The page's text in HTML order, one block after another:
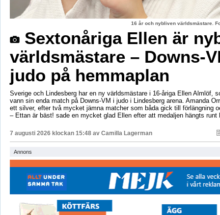
16 år och nybliven världsmästare.
Sextonåriga Ellen är
världsmästare – Downs-
judo på hemmaplan
Sverige och Lindesberg har en ny världsmästare i 16-åriga Ellen Almlöf,
vann sin enda match på Downs-VM i judo i Lindesberg arena. Amanda
ett silver, efter två mycket jämna matcher som båda gick till förlängning
– Ettan är bäst! sade en mycket glad Ellen efter att medaljen hängts runt
7 augusti 2026 klockan 15:48 av Camilla Lagerman
Annons